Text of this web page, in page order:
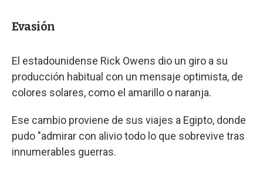
Evasión
El estadounidense Rick Owens dio un giro a su
producción habitual con un mensaje optimista, de
colores solares, como el amarillo o naranja.
Ese cambio proviene de sus viajes a Egipto, donde
pudo "admirar con alivio todo lo que sobrevive tras
innumerables guerras.